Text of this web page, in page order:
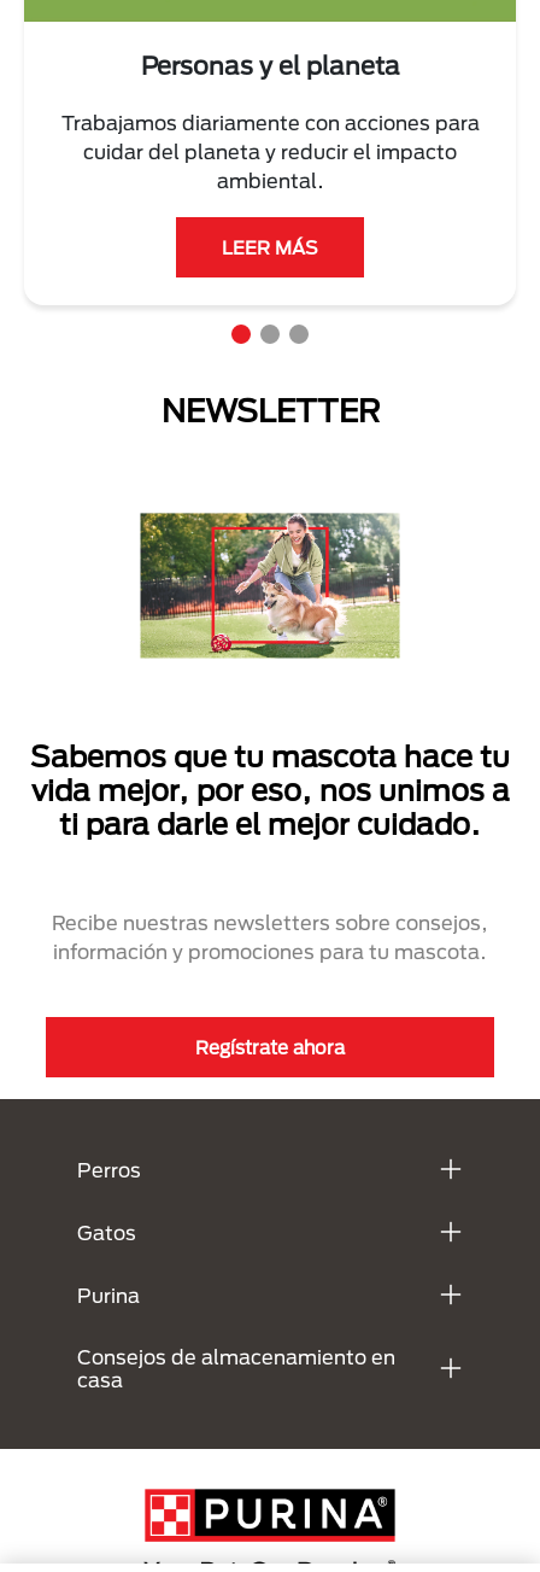
Personas y el planeta
Trabajamos diariamente con acciones para
cuidar del planeta y reducir el impacto
ambiental.
LEER MÁS
NEWSLETTER
Sabemos que tu mascota hace tu
vida mejor, por eso, nos unimos a
ti para darle el mejor cuidado.
Recibe nuestras newsletters sobre consejos,
información y promociones para tu mascota.
Regístrate ahora
Perros
Gatos
Purina
Consejos de almacenamiento en
casa